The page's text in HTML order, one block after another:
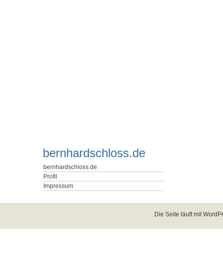
bernhardschloss.de
bernhardschloss.de
Profil
Impressum
Die Seite läuft mit